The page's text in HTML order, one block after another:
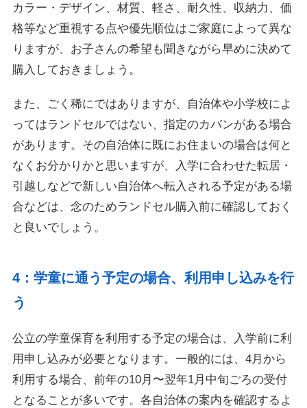
カラー・デザイン、材質、軽さ、耐久性、収納力、価
格等など重視する点や優先順位はご家庭によって異な
りますが、お子さんの希望も聞きながら早めに決めて
購入しておきましょう。
また、ごく稀にではありますが、自治体や小学校によ
ってはランドセルではない、指定のカバンがある場合
があります。その自治体に既にお住まいの場合は何と
なくお分かりかと思いますが、入学に合わせた転居・
引越しなどで新しい自治体へ転入される予定がある場
合などは、念のためランドセル購入前に確認しておく
と良いでしょう。
4：学童に通う予定の場合、利用申し込みを行
う
公立の学童保育を利用する予定の場合は、入学前に利
用申し込みが必要となります。一般的には、4月から
利用する場合、前年の10月〜翌年1月中旬ごろの受付
となることが多いです。各自治体の案内を確認するよ